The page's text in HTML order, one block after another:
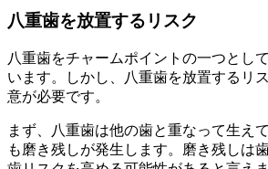
八重歯を放置するリスク
八重歯をチャームポイントの一つとし
います。しかし、八重歯を放置するリ
意が必要です。
まず、八重歯は他の歯と重なって生え
も磨き残しが発生します。磨き残しは